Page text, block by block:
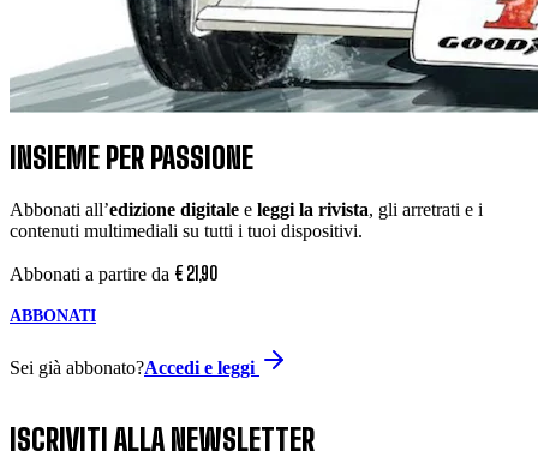
INSIEME PER PASSIONE
Abbonati all’edizione digitale e leggi la rivista, gli arretrati e i
contenuti multimediali su tutti i tuoi dispositivi.
Abbonati a partire da € 21,90
ABBONATI
Sei già abbonato?Accedi e leggi
ISCRIVITI ALLA NEWSLETTER